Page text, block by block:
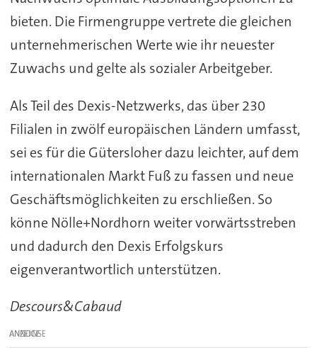
bieten. Die Firmengruppe vertrete die gleichen
unternehmerischen Werte wie ihr neuester
Zuwachs und gelte als sozialer Arbeitgeber.
Als Teil des Dexis-Netzwerks, das über 230
Filialen in zwölf europäischen Ländern umfasst,
sei es für die Gütersloher dazu leichter, auf dem
internationalen Markt Fuß zu fassen und neue
Geschäftsmöglichkeiten zu erschließen. So
könne Nölle+Nordhorn weiter vorwärtsstreben
und dadurch den Dexis Erfolgskurs
eigenverantwortlich unterstützen.
Descours&Cabaud
ANZEIGE